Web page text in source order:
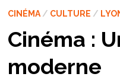
CINÉMA/ CULTURE /
Cinéma :
moderne